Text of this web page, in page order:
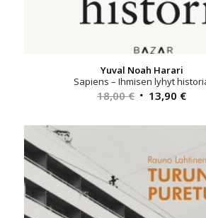
Yuval Noah Harari
Sapiens – Ihmisen lyhyt
18,00€ Alkuperäinen
oli:
13,90 €
on: